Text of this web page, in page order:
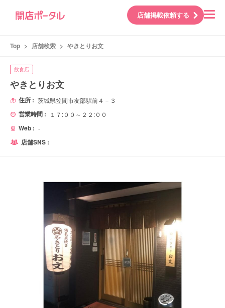
店舗掲載依頼する
Top > 店舗検索 > やきとりお文
飲食店
やきとりお文
住所 : 茨城県笠間市友部駅前４－３
営業時間 : １７:００～２２:００
Web : -
店舗SNS :